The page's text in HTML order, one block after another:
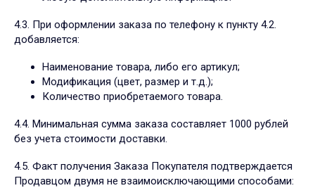
4.3. При оформлении заказа по телефону к пункту 4.2.
добавляется:
Наименование товара, либо его артикул;
Модификация (цвет, размер и т.д.);
Количество приобретаемого товара.
4.4. Минимальная сумма заказа составляет 1000 рублей
без учета стоимости доставки.
4.5. Факт получения Заказа Покупателя подтверждается
Продавцом двумя не взаимоисключающими способами: